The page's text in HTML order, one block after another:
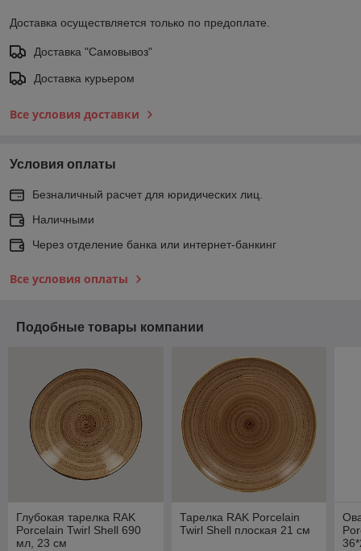
Доставка осуществляется только по предоплате.
Доставка "Самовывоз"
Доставка курьером
Все условия доставки
Условия оплаты
Безналичный расчет для юридических лиц.
Наличными
Через отделение банка или интернет-банкинг
Все условия оплаты
Подобные товары компании
Глубокая тарелка RAK
Porcelain Twirl Shell 690
мл, 23 см
Тарелка RAK Porcelain
Twirl Shell плоская 21 см